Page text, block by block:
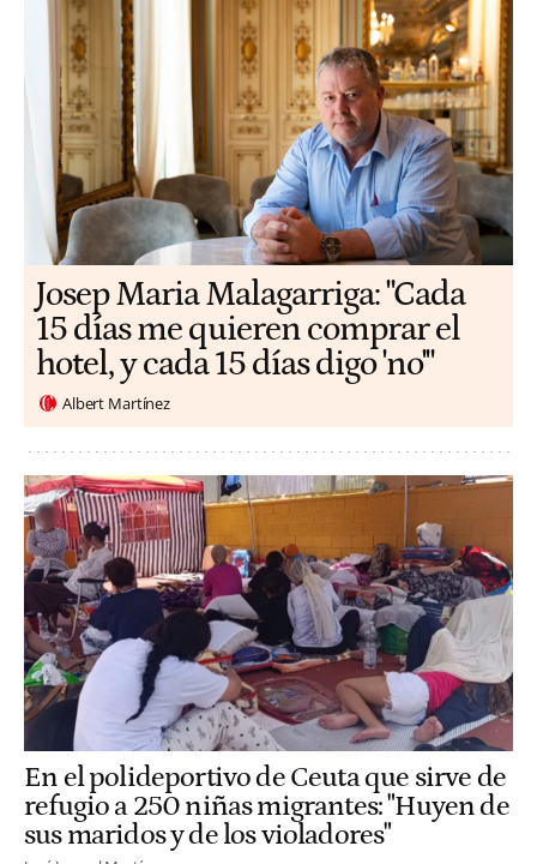
​​Josep Maria Malagarriga: "Cada
15 días me quieren comprar el
hotel, y cada 15 días digo 'no'"
Albert Martínez
En el polideportivo de Ceuta que sirve de
refugio a 250 niñas migrantes: "Huyen de
sus maridos y de los violadores"